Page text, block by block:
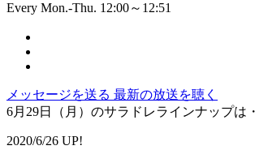
Every Mon.-Thu. 12:00～12:51
メッセージを送る 最新の放送を聴く
6月29日（月）のサラドレラインナップは
2020/6/26 UP!